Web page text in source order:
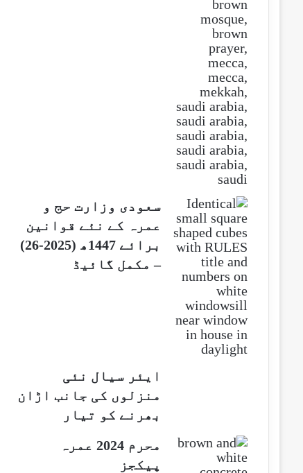
سعودی وزارت حج و
عمرہ کے نئے قوانین
برائے 1447ھ (2025-26)
– مکمل گائیڈ
ایئر سیال نئی
منزلوں کی جانب اڑان
بھرنے کو تیار
محرم 2024 عمرہ
پیکجز